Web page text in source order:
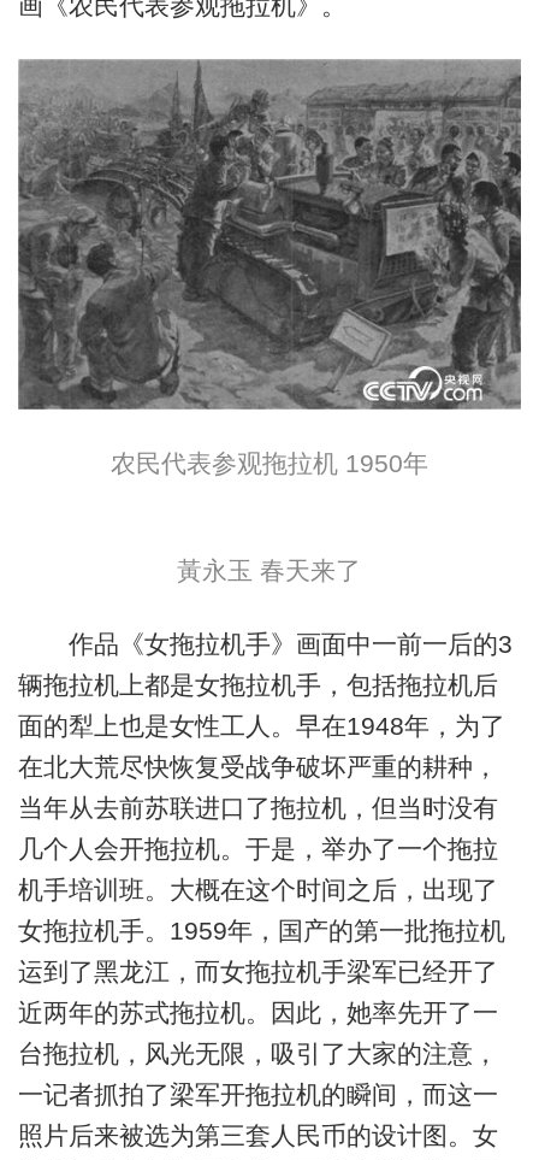
画《农民代表参观拖拉机》。
农民代表参观拖拉机 1950年
黃永玉 春天来了
作品《女拖拉机手》画面中一前一后的3
辆拖拉机上都是女拖拉机手，包括拖拉机后
面的犁上也是女性工人。早在1948年，为了
在北大荒尽快恢复受战争破坏严重的耕种，
当年从去前苏联进口了拖拉机，但当时没有
几个人会开拖拉机。于是，举办了一个拖拉
机手培训班。大概在这个时间之后，出现了
女拖拉机手。1959年，国产的第一批拖拉机
运到了黑龙江，而女拖拉机手梁军已经开了
近两年的苏式拖拉机。因此，她率先开了一
台拖拉机，风光无限，吸引了大家的注意，
一记者抓拍了梁军开拖拉机的瞬间，而这一
照片后来被选为第三套人民币的设计图。女